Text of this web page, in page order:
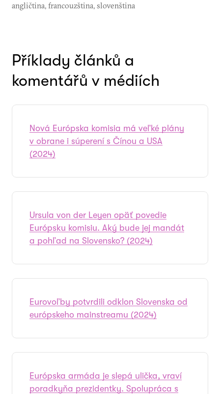
angličtina, francouzština, slovenština
Příklady článků a
komentářů v médiích
Nová Európska komisia má veľké plány
v obrane i súperení s Čínou a USA
(2024)
Ursula von der Leyen opäť povedie
Európsku komisiu. Aký bude jej mandát
a pohľad na Slovensko? (2024)
Eurovoľby potvrdili odklon Slovenska od
európskeho mainstreamu (2024)
Európska armáda je slepá ulička, vraví
poradkyňa prezidentky. Spolupráca s